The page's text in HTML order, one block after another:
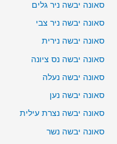
סאונה יבשה ניר גלים
סאונה יבשה ניר צבי
סאונה יבשה נירית
סאונה יבשה נס ציונה
סאונה יבשה נעלה
סאונה יבשה נען
סאונה יבשה נצרת עילית
סאונה יבשה נשר